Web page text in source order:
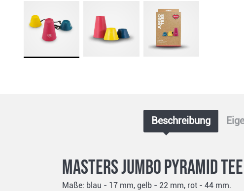
Beschreibung
Masters Jumbo Pyramid
Maße: blau - 17 mm, gelb - 22 mm, rot - 44 mm.